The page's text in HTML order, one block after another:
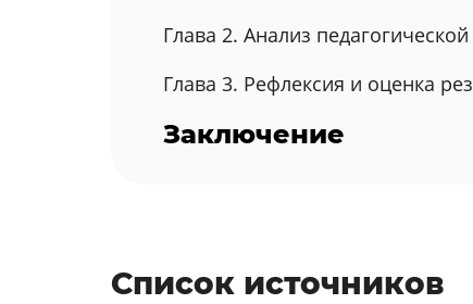
Глава 2. Анализ
Глава 3. Рефлексия и оценка
Заключение
Список источников